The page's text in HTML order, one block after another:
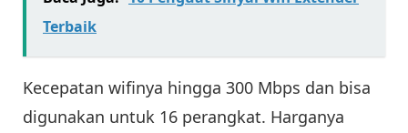
Terbaik
Kecepatan wifinya hingga 300 Mbps dan bisa
digunakan untuk 16 perangkat. Harganya